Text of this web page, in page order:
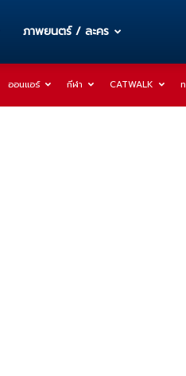
ภาพยนตร์ / ละคร
ออนแอร์ กีฬา CATWALK